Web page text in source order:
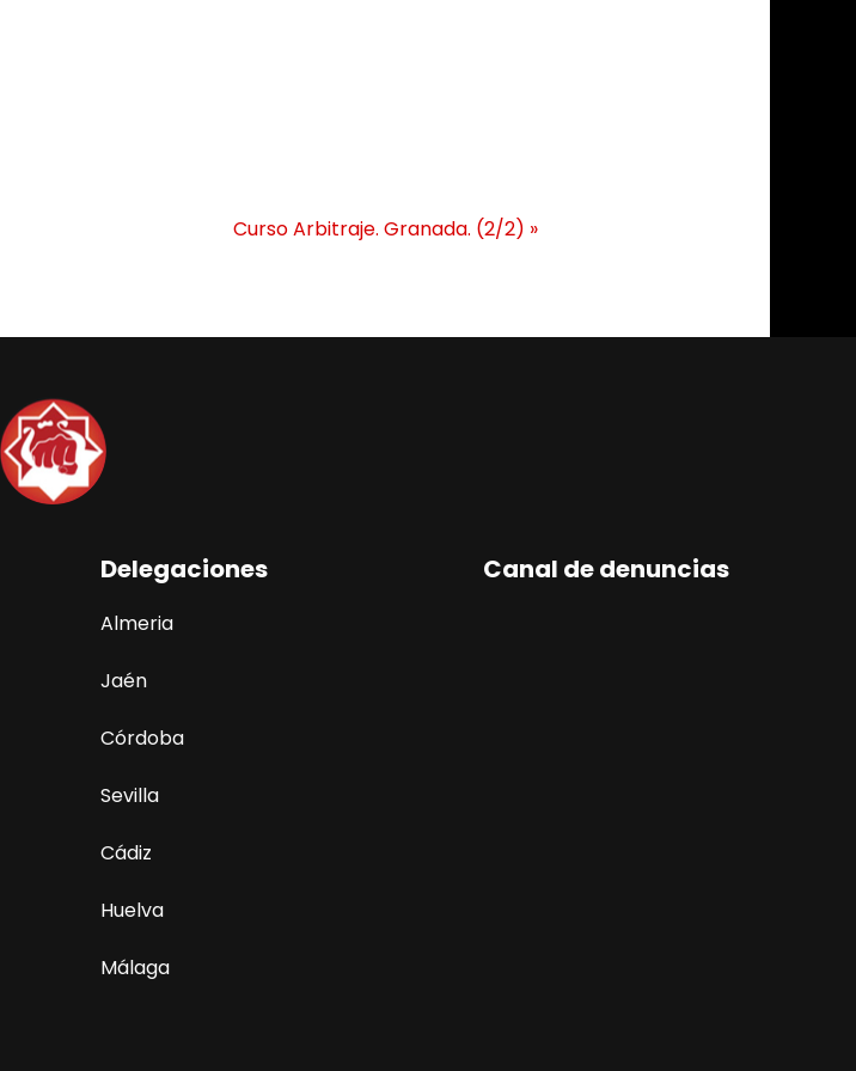
Curso Arbitraje. Granada. (2/2) »
Delegaciones
Almeria
Jaén
Córdoba
Sevilla
Cádiz
Huelva
Málaga
Canal de denuncias